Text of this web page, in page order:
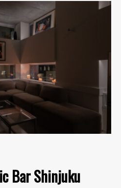
Bar Shinjuku